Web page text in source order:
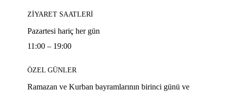
ZİYARET SAATLERİ
Pazartesi hariç her gün
11:00 – 19:00
ÖZEL GÜNLER
Ramazan ve Kurban bayramlarının birinci günü ve